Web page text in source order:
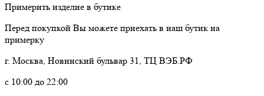
Примерить изделие в бутике
Перед покупкой Вы можете приехать в наш бутик на
примерку
г. Москва, Новинский бульвар 31, ТЦ ВЭБ.РФ
с 10:00 до 22:00